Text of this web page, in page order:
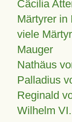
Cäcilia
Märtyrer in
viele
Mauger
Nathäus
Palladius
Reginald
Wilhelm